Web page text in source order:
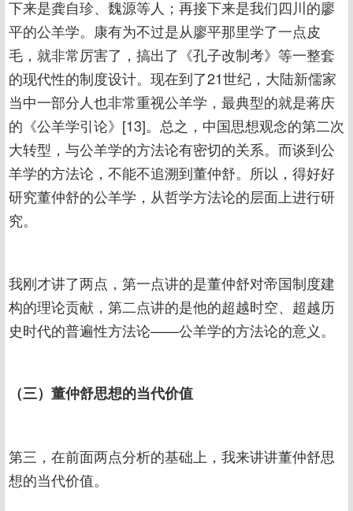
下来是龚自珍、魏源等人；再接下来是我们四川的廖
平的公羊学。康有为不过是从廖平那里学了一点皮
毛，就非常厉害了，搞出了《孔子改制考》等一整套
的现代性的制度设计。现在到了21世纪，大陆新儒家
当中一部分人也非常重视公羊学，最典型的就是蒋庆
的《公羊学引论》[13]。总之，中国思想观念的第二次
大转型，与公羊学的方法论有密切的关系。而谈到公
羊学的方法论，不能不追溯到董仲舒。所以，得好好
研究董仲舒的公羊学，从哲学方法论的层面上进行研
究。
我刚才讲了两点，第一点讲的是董仲舒对帝国制度建
构的理论贡献，第二点讲的是他的超越时空、超越历
史时代的普遍性方法论——公羊学的方法论的意义。
（三）董仲舒思想的当代价值
第三，在前面两点分析的基础上，我来讲讲董仲舒思
想的当代价值。